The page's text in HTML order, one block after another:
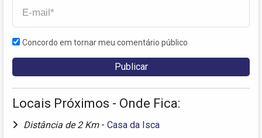
Concordo em tornar meu comentário público
Locais Próximos - Onde Fica:
Distância de 2 Km - Casa da Isca